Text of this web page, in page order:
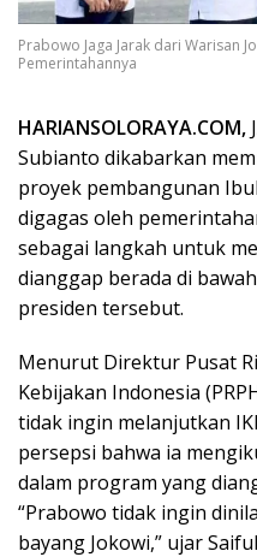
Prabowo Jaga Jarak dari Warisan
Pemerintahannya
HARIANSOLORAYA.COM,
Subianto dikabarkan
proyek pembangunan
digagas oleh
sebagai langkah untuk
dianggap berada di
presiden tersebut.
Menurut Direktur Pusat
Kebijakan Indonesia
tidak ingin melanjutkan
persepsi bahwa ia
dalam program yang
“Prabowo tidak ingin
bayang Jokowi,” ujar